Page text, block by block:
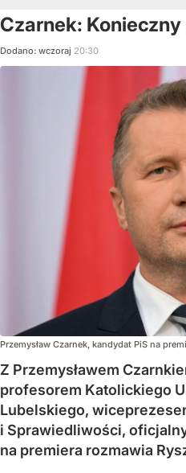
Czarnek:
Dodano: wczoraj 20:30
Przemysław Czarnek, kandydat PiS na
Z Przemysławem
profesorem Katolickiego
Lubelskiego,
i Sprawiedliwości,
na premiera rozmawia